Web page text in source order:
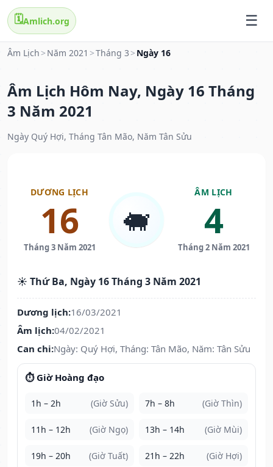
🗓️Amlich.org
Âm Lịch > Năm 2021 >Tháng 3 > Ngày 16
Âm Lịch Hôm Nay, Ngày 16 Tháng
3 Năm 2021
Ngày Quý Hợi, Tháng Tân Mão, Năm Tân Sửu
DƯƠNG LỊCH
16
Tháng 3 Năm 2021
🐖
ÂM LỊCH
4
Tháng 2 Năm 2021
☀️ Thứ Ba, Ngày 16 Tháng 3 Năm 2021
Dương lịch:16/03/2021
Âm lịch:04/02/2021
Can chi:Ngày: Quý Hợi, Tháng: Tân Mão, Năm: Tân Sửu
⏱️ Giờ Hoàng đạo
1h – 2h (Giờ Sửu) 7h – 8h (Giờ Thìn)
11h – 12h (Giờ Ngọ) 13h – 14h (Giờ Mùi)
19h – 20h (Giờ Tuất) 21h – 22h (Giờ Hợi)